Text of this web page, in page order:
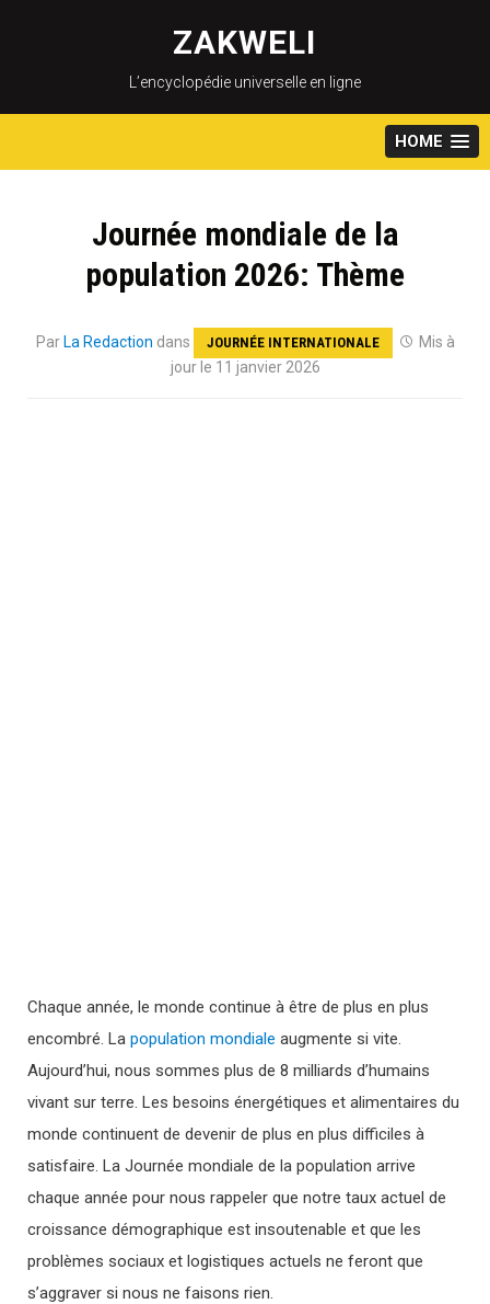
content
ZAKWELI
L’encyclopédie universelle en ligne
HOME
Journée mondiale de la
population 2026: Thème
Par La Redaction dans JOURNÉE INTERNATIONALE
Mis à
jour le 11 janvier 2026
Chaque année, le monde continue à être de plus en plus
encombré. La population mondiale augmente si vite.
Aujourd’hui, nous sommes plus de 8 milliards d’humains
vivant sur terre. Les besoins énergétiques et alimentaires du
monde continuent de devenir de plus en plus difficiles à
satisfaire. La Journée mondiale de la population arrive
chaque année pour nous rappeler que notre taux actuel de
croissance démographique est insoutenable et que les
problèmes sociaux et logistiques actuels ne feront que
s’aggraver si nous ne faisons rien.